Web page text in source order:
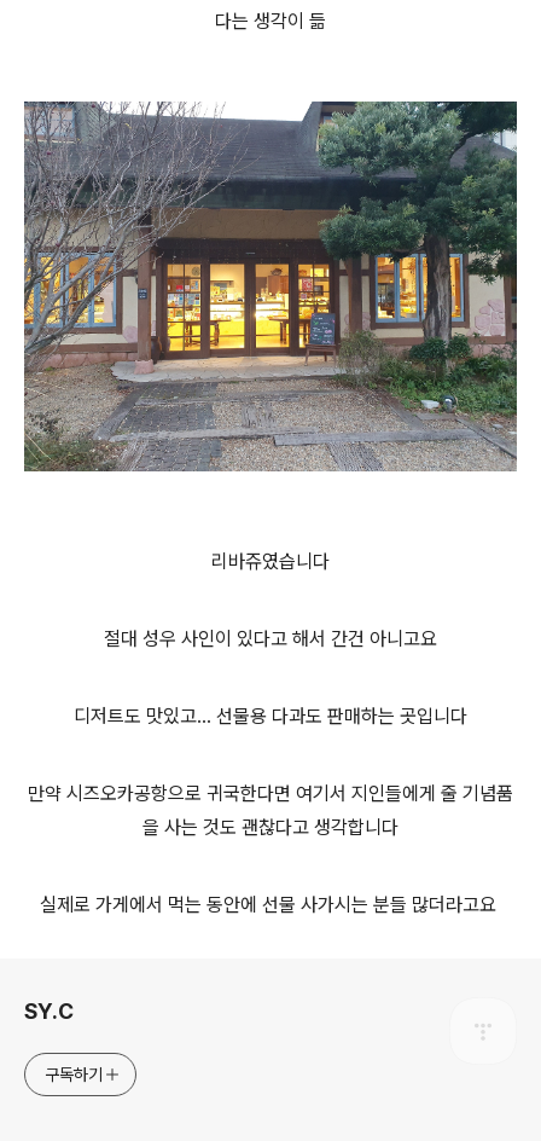
다는 생각이 듦
리바쥬였습니다
절대 성우 사인이 있다고 해서 간건 아니고요
디저트도 맛있고... 선물용 다과도 판매하는 곳입니다
만약 시즈오카공항으로 귀국한다면 여기서 지인들에게 줄 기념품
을 사는 것도 괜찮다고 생각합니다
실제로 가게에서 먹는 동안에 선물 사가시는 분들 많더라고요
SY.C
구독하기